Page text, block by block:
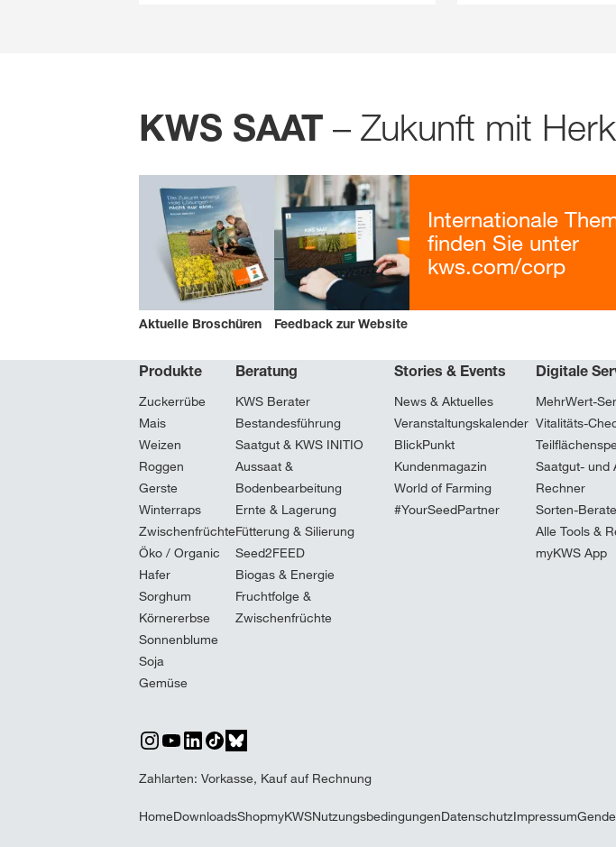
KWS SAAT – Zukunft mit
Aktuelle Broschüren Feedback zur Website
Internationale
finden Sie unter
kws.com/corp
Produkte
Zuckerrübe
Mais
Weizen
Roggen
Gerste
Winterraps
Zwischenfrüchte
Öko / Organic
Hafer
Sorghum
Körnererbse
Sonnenblume
Soja
Gemüse
Beratung
KWS Berater
Bestandesführung
Saatgut & KWS INITIO
Aussaat &
Bodenbearbeitung
Ernte & Lagerung
Fütterung & Silierung
Seed2FEED
Biogas & Energie
Fruchtfolge &
Zwischenfrüchte
Stories & Events
News & Aktuelles
Veranstaltungskalender
BlickPunkt
Kundenmagazin
World of Farming
#YourSeedPartner
Digitale
MehrWert-
Vitalitäts-
Saatgut- und
Rechner
Sorten-
Alle Tools &
myKWS App
HomeDownloadsShopmyKWSNutzungsbedingungenDatenschutzImpressum
Zahlarten: Vorkasse, Kauf auf Rechnung